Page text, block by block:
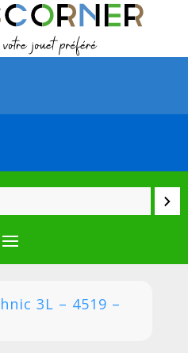
3L – 4519 –